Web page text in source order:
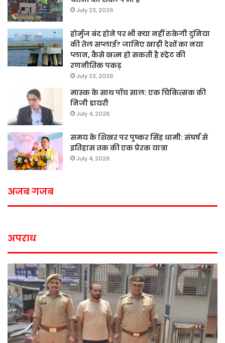
July 23, 2026
होर्मुज बंद होने पर भी क्या नहीं रुकेगी दुनिया
की तेल सप्लाई? जानिए खाड़ी देशों का नया
प्लान, कैसे खत्म हो सकती है स्ट्रेट की
रणनीतिक पकड़
July 23, 2026
मास्क के साथ पॉच साल: एक चिकित्सक की
निजी डायरी
July 4, 2026
समय के शिखर पर पुष्कर सिंह धामी: संघर्ष से
इतिहास तक की एक प्रेरक यात्रा
July 4, 2026
अजब गजब
अपराध